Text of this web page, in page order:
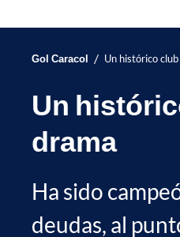
Gol Caracol / Un histórico
Un
drama
Ha sido
deudas, al